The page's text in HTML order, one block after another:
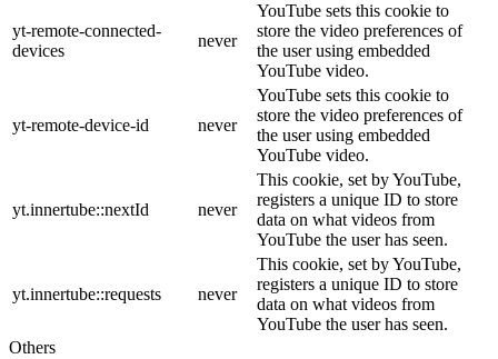
yt-remote-connected-
devices
never
YouTube sets this cookie to
store the video preferences of
the user using embedded
YouTube video.
yt-remote-device-id never
YouTube sets this cookie to
store the video preferences of
the user using embedded
YouTube video.
yt.innertube::nextId never
This cookie, set by YouTube,
registers a unique ID to store
data on what videos from
YouTube the user has seen.
yt.innertube::requests never
This cookie, set by YouTube,
registers a unique ID to store
data on what videos from
YouTube the user has seen.
Others